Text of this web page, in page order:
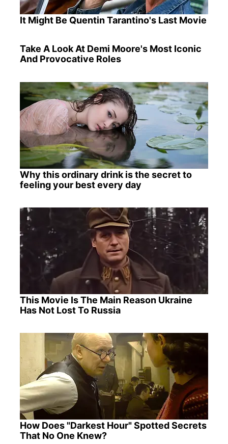
It Might Be Quentin Tarantino's Last Movie
Take A Look At Demi Moore's Most Iconic
And Provocative Roles
Why this ordinary drink is the secret to
feeling your best every day
This Movie Is The Main Reason Ukraine
Has Not Lost To Russia
How Does "Darkest Hour" Spotted Secrets
That No One Knew?